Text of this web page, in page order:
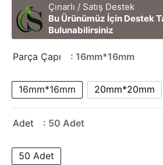
Çınarlı / Satış Destek
Bu Ürünümüz İçin Destek
Bulunabilirsiniz
Parça Çapı : 16mm*16mm
16mm*16mm 20mm*20mm
Adet : 50 Adet
50 Adet